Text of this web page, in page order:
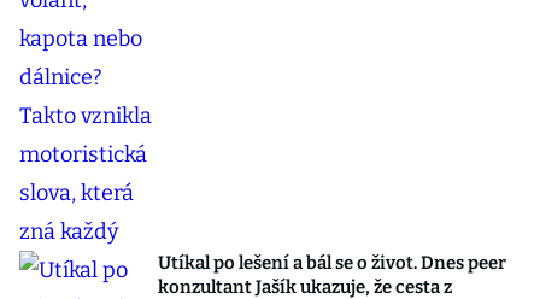
Utíkal po lešení a bál se o život. Dnes peer
konzultant Jašík ukazuje, že cesta z